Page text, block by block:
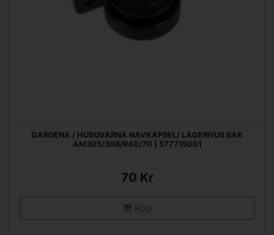
GARDENA / HUSQVARNA NAVKAPSEL/ LAGERHUS BAK
AM305/308/R40/70 | 577715001
70 Kr
Köp